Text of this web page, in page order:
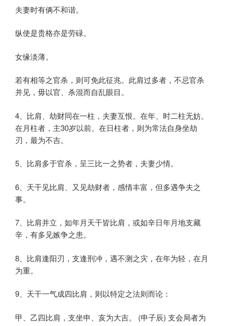
夫妻时有俩不和谐。
纵使是贵格亦是劳碌。
女缘淡薄。
若有相等之官杀，则可免此征兆。此肩过多者，不忌官杀
并见，毋以官、杀混而自乱眼目。
4、比肩、劫财同在一柱，夫妻互恨。在年、时二柱无妨。
在月柱者，主30岁以前。在日柱者，则为常法自身坐劫
刃，最为不吉。
5、比肩多于官杀，呈三比一之势者，夫妻少情。
6、天干见比肩、又见劫财者，感情丰富，但多遇争夫之
事。
7、比肩并立，如年月天干皆比肩，或如辛日年月地支藏
辛，有多见嫉争之患。
8、比肩逢阳刃，支逢刑冲，遇不测之灾，在年为轻，在月
为重。
9、天干一气成四比肩，则以特定之法则而论：
甲、乙四比肩，支坐申、亥为大吉。 (申子辰) 支会局者为